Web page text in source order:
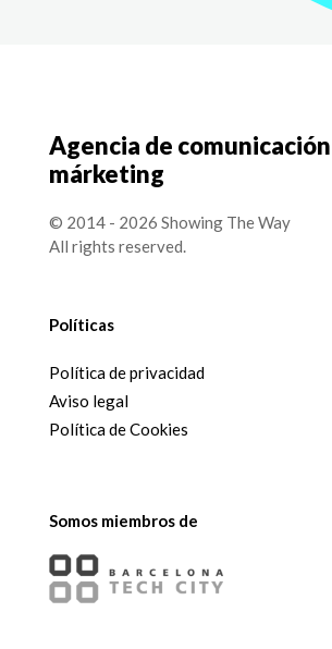
Agencia de
márketing
© 2014 - 2026 Showing The Way
All rights reserved.
Políticas
Política de privacidad
Aviso legal
Política de Cookies
Somos miembros de